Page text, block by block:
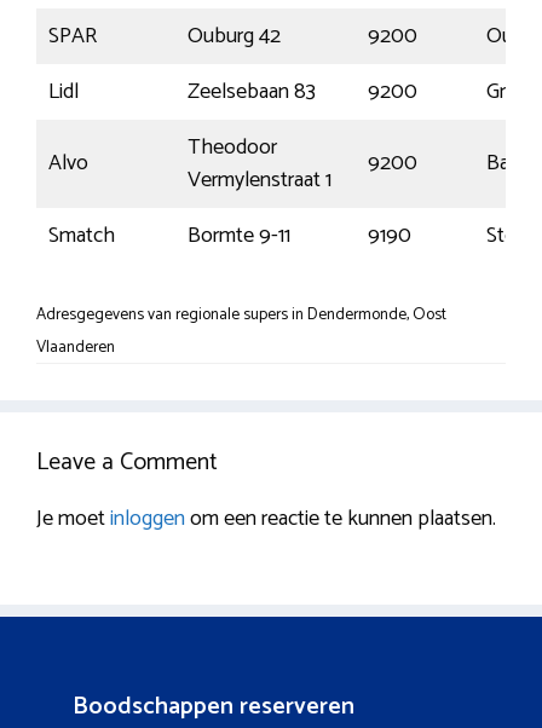
SPAR
Ouburg 42 9200
Lidl
Zeelsebaan 83 9200
Alvo
Theodoor
Vermylenstraat 1
9200
Smatch
Bormte 9-11 9190
Adresgegevens van regionale supers in Dendermonde, Oost
Vlaanderen
Leave a Comment
Je moetinloggenom een reactie te kunnen plaatsen.
Boodschappen reserveren